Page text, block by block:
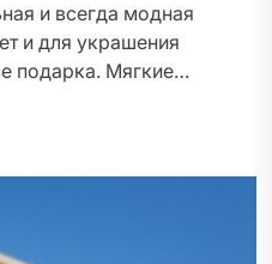
и всегда модная
и для украшения
подарка. Мягкие